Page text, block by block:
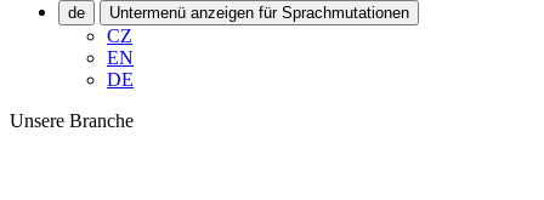
de Untermenü anzeigen für Sprachmutationen
CZ
EN
DE
Unsere Branche